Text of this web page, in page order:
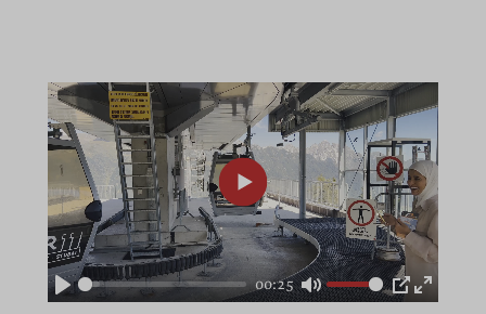
Play
00:25
Mute PIPEnter